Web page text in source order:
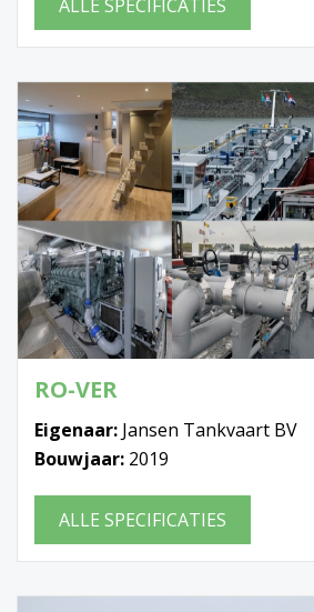
ALLE SPECIFICATIES
RO-VER
Eigenaar: Jansen Tankvaart BV
Bouwjaar: 2019
ALLE SPECIFICATIES